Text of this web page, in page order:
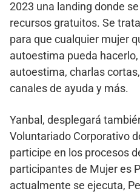
2023 una landing donde
recursos gratuitos. Se
para que cualquier mujer
autoestima pueda
autoestima, charlas
canales de ayuda y más.
Yanbal, desplegará
Voluntariado Corporativo
participe en los procesos
participantes de Mujer es
actualmente se ejecuta,